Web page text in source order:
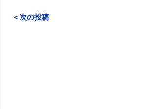
< 次の投稿